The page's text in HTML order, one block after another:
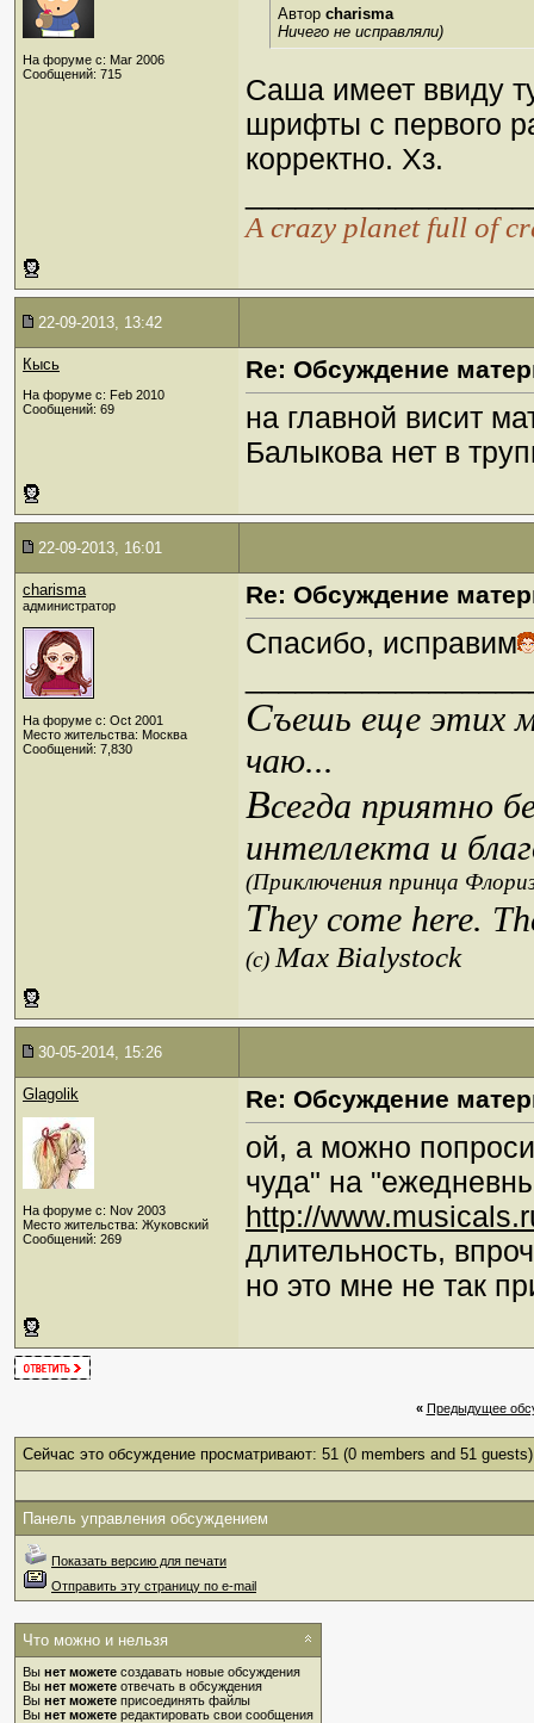
На форуме с: Mar 2006
Сообщений: 715
Автор charisma
Ничего не исправляли)
Саша имеет ввиду
шрифты с первого
корректно. Хз.
А crazy planet full of
22-09-2013, 13:42
Кысь
На форуме с: Feb 2010
Сообщений: 69
Re: Обсуждение
на главной висит
Балыкова нет в
22-09-2013, 16:01
charisma
администратор
На форуме с: Oct 2001
Место жительства: Москва
Сообщений: 7,830
Re: Обсуждение
Спасибо, исправим
Съешь еще этих
чаю...
Всегда приятно
интеллекта и
(Приключения принца
They come here.
(c)Max Bialystock
30-05-2014, 15:26
Glagolik
На форуме с: Nov 2003
Место жительства: Жуковский
Сообщений: 269
Re: Обсуждение
ой, а можно
чуда" на
http://
длительность,
но это мне не так
« Предыдущее
Сейчас это обсуждение просматривают: 51 (0 members and 51 guests)
Панель управления обсуждением
Показать версию для печати
Отправить эту страницу по e-mail
Что можно и нельзя
Вы нет можете создавать новые обсуждения
Вы нет можете отвечать в обсуждения
Вы нет можете присоединять файлы
Вы нет можете редактировать свои сообщения